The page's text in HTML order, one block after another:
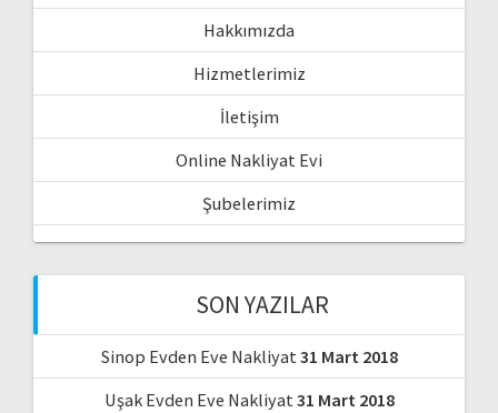
Hakkımızda
Hizmetlerimiz
İletişim
Online Nakliyat Evi
Şubelerimiz
SON YAZILAR
Sinop Evden Eve Nakliyat31 Mart 2018
Uşak Evden Eve Nakliyat31 Mart 2018